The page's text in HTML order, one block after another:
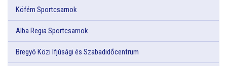
Köfém Sportcsarnok
Alba Regia Sportcsarnok
Bregyó Közi Ifjúsági és Szabadidőcentrum